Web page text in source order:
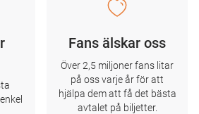
Fans älskar oss
Över 2,5 miljoner fans litar
på oss varje år för att
hjälpa dem att få det bästa
avtalet på biljetter.